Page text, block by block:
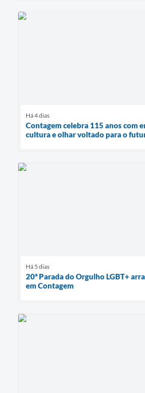
Há 4 dias
Contagem celebra 115 anos com
cultura e olhar voltado para o
Há 5 dias
20ª Parada do Orgulho LGBT+
em Contagem